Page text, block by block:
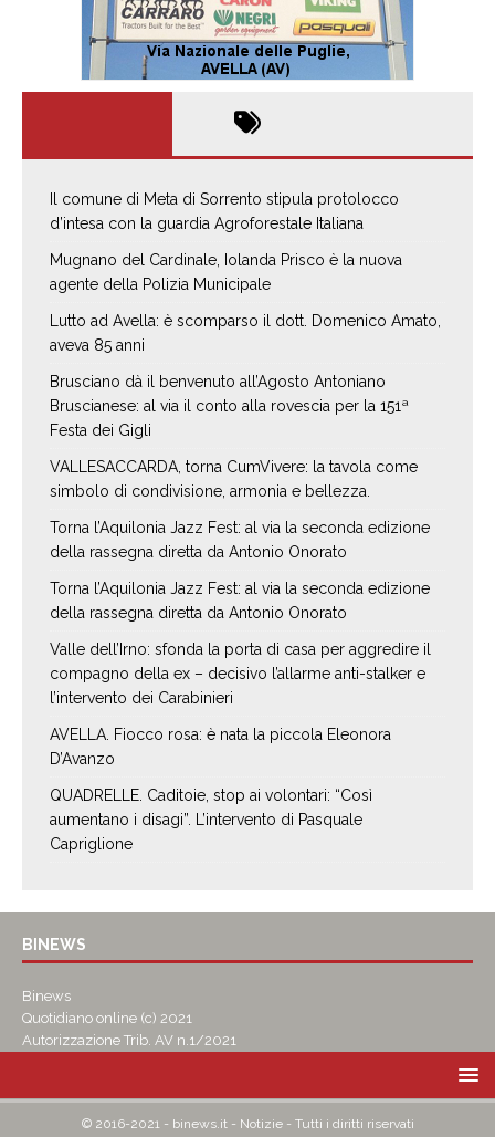
Il comune di Meta di Sorrento stipula protolocco
d’intesa con la guardia Agroforestale Italiana
Mugnano del Cardinale, Iolanda Prisco è la nuova
agente della Polizia Municipale
Lutto ad Avella: è scomparso il dott. Domenico Amato,
aveva 85 anni
Brusciano dà il benvenuto all’Agosto Antoniano
Bruscianese: al via il conto alla rovescia per la 151ª
Festa dei Gigli
VALLESACCARDA, torna CumVivere: la tavola come
simbolo di condivisione, armonia e bellezza.
Torna l’Aquilonia Jazz Fest: al via la seconda edizione
della rassegna diretta da Antonio Onorato
Torna l’Aquilonia Jazz Fest: al via la seconda edizione
della rassegna diretta da Antonio Onorato
Valle dell’Irno: sfonda la porta di casa per aggredire il
compagno della ex – decisivo l’allarme anti-stalker e
l’intervento dei Carabinieri
AVELLA. Fiocco rosa: è nata la piccola Eleonora
D’Avanzo
QUADRELLE. Caditoie, stop ai volontari: “Così
aumentano i disagi”. L’intervento di Pasquale
Capriglione
BINEWS
Binews
Quotidiano online (c) 2021
Autorizzazione Trib. AV n.1/2021
© 2016-2021 - binews.it - Notizie - Tutti i diritti riservati